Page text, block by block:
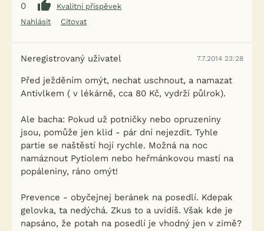
0
Kvalitní příspěvek
Nahlásit
Citovat
Neregistrovaný uživatel 7.7.2014 23:28
Před ježděním omýt, nechat uschnout, a namazat
Antivlkem ( v lékárně, cca 80 Kč, vydrží půlrok).
Ale bacha: Pokud už potničky nebo opruzeniny
jsou, pomůže jen klid - pár dní nejezdit. Tyhle
partie se naštěstí hojí rychle. Možná na noc
namáznout Pytiolem nebo heřmánkovou mastí na
popáleniny, ráno omýt!
Prevence - obyčejnej beránek na posedlí. Kdepak
gelovka, ta nedýchá. Zkus to a uvidíš. Však kde je
napsáno, že potah na posedlí je vhodný jen v zimě?